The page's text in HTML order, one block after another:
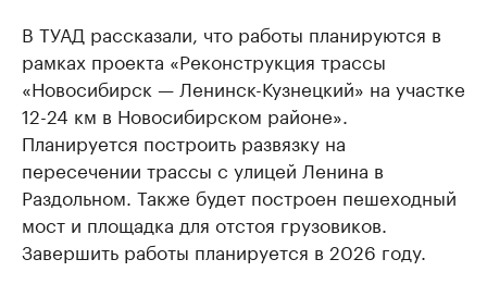
В ТУАД рассказали, что работы планируются в
рамках проекта «Реконструкция трассы
«Новосибирск — Ленинск-Кузнецкий» на участке
12-24 км в Новосибирском районе».
Планируется построить развязку на
пересечении трассы с улицей Ленина в
Раздольном. Также будет построен пешеходный
мост и площадка для отстоя грузовиков.
Завершить работы планируется в 2026 году.